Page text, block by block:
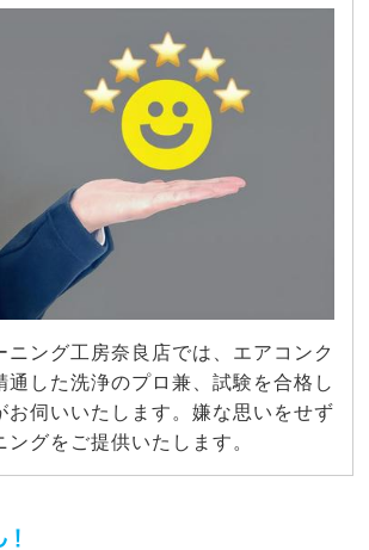
ニング工房奈良店では、エアコンク
通した洗浄のプロ兼、試験を合格し
お伺いいたします。嫌な思いをせず
グをご提供いたします。